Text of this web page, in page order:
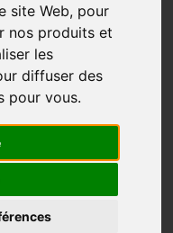
site Web, pour
nos produits et
les
diffuser des
pour vous.
le Camino Del
regrette pas, on a eu
marcher. »